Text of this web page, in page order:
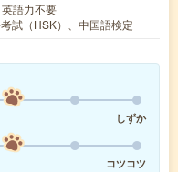
語力不要
試（HSK）、中国語検定
しずか
コツコツ